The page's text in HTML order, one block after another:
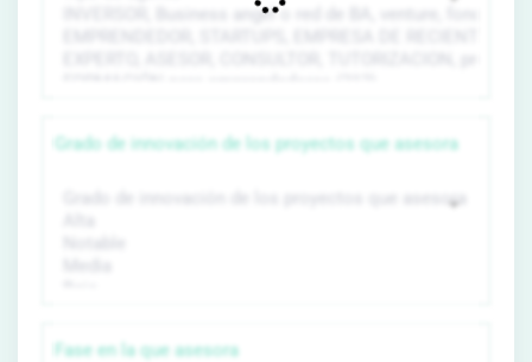
Grado de innovación de los proyectos que asesora
Fase en la que asesora